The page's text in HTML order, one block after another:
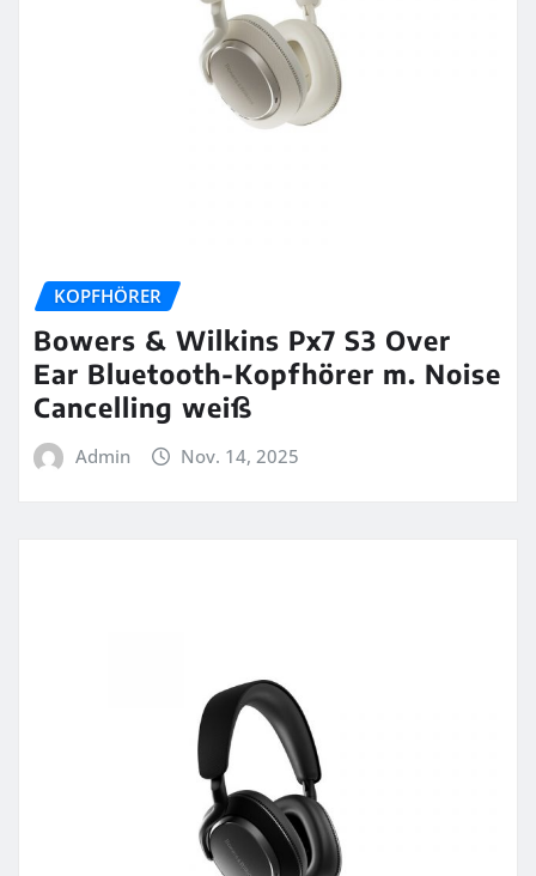
KOPFHÖRER
Bowers & Wilkins Px7 S3 Over
Ear Bluetooth-Kopfhörer m. Noise
Cancelling weiß
Admin Nov. 14, 2025